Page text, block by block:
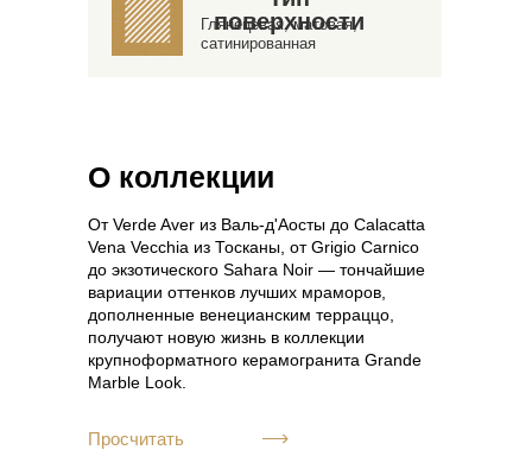
Глянецевая, матовая,
сатинированная
поверхности
Просчитать
От Verde Aver из Валь-д'Аосты до Calacatta
Vena Vecchia из Тосканы, от Grigio Carnico
до экзотического Sahara Noir — тончайшие
вариации оттенков лучших мраморов,
дополненные венецианским терраццо,
получают новую жизнь в коллекции
крупноформатного керамогранита Grande
Marble Look.
О коллекции